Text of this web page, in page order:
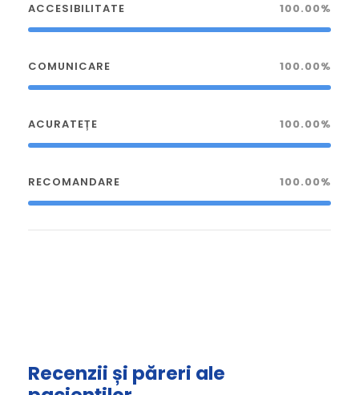
ACCESIBILITATE 100.00%
COMUNICARE 100.00%
ACURATEȚE 100.00%
RECOMANDARE 100.00%
Recenzii și păreri ale